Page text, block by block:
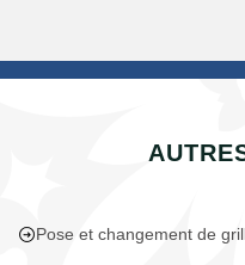
Pose et changement de